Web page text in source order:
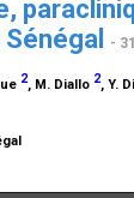
-
2, M. Diallo 2, Y.